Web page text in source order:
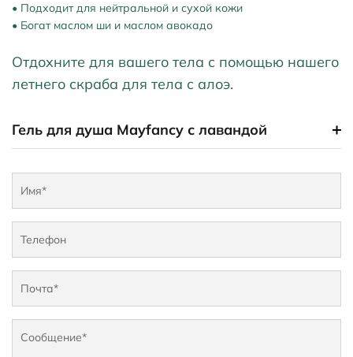
• Подходит для нейтральной и сухой кожи
• Богат маслом ши и маслом авокадо
Отдохните для вашего тела с помощью нашего
летнего скраба для тела с алоэ.
Гель для душа Mayfancy с лавандой